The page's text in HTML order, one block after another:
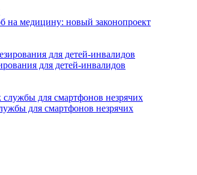
на медицину: новый законопроект
для детей-инвалидов
для смартфонов незрячих